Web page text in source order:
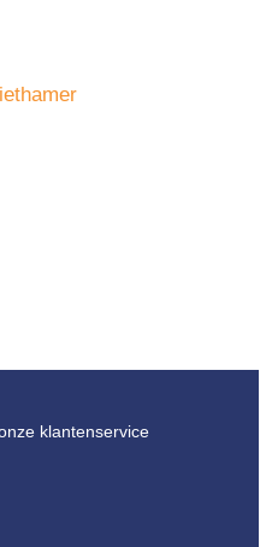
klantenservice